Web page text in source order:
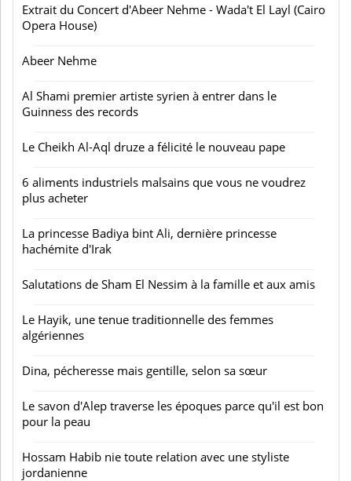
Extrait du Concert d'Abeer Nehme - Wada't El Layl (Cairo
Opera House)
Abeer Nehme
Al Shami premier artiste syrien à entrer dans le
Guinness des records
Le Cheikh Al-Aql druze a félicité le nouveau pape
6 aliments industriels malsains que vous ne voudrez
plus acheter
La princesse Badiya bint Ali, dernière princesse
hachémite d'Irak
Salutations de Sham El Nessim à la famille et aux amis
Le Hayik, une tenue traditionnelle des femmes
algériennes
Dina, pécheresse mais gentille, selon sa sœur
Le savon d'Alep traverse les époques parce qu'il est bon
pour la peau
Hossam Habib nie toute relation avec une styliste
jordanienne